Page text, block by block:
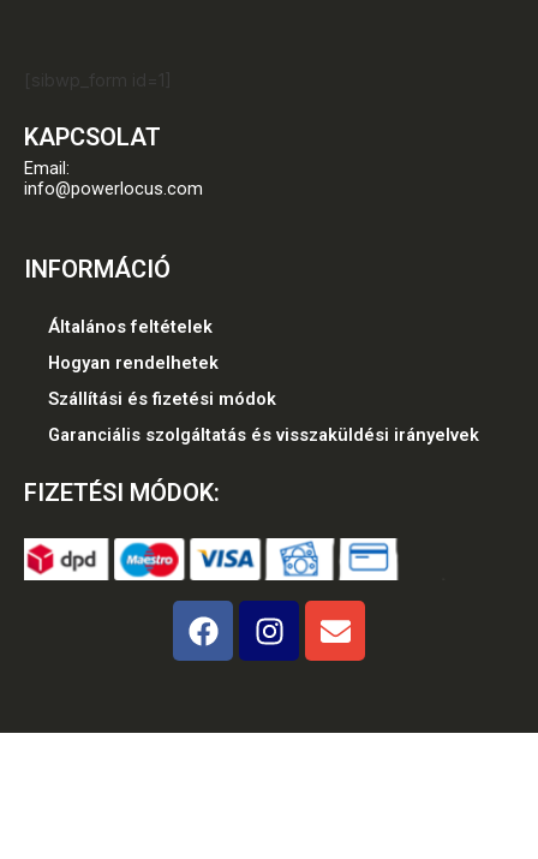
[sibwp_form id=1]
KAPCSOLAT
Email:
info@powerlocus.com
INFORMÁCIÓ
Általános feltételek
Hogyan rendelhetek
Szállítási és fizetési módok
Garanciális szolgáltatás és visszaküldési irányelvek
FIZETÉSI MÓDOK:
F
a
e
I
n
t
E
n
e